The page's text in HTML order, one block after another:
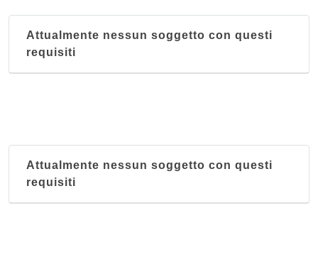
Attualmente nessun soggetto con questi
requisiti
Attualmente nessun soggetto con questi
requisiti